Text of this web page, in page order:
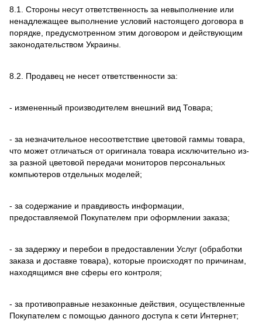
8.1. Стороны несут ответственность за невыполнение или
ненадлежащее выполнение условий настоящего договора в
порядке, предусмотренном этим договором и действующим
законодательством Украины.
8.2. Продавец не несет ответственности за:
- измененный производителем внешний вид Товара;
- за незначительное несоответствие цветовой гаммы товара,
что может отличаться от оригинала товара исключительно из-
за разной цветовой передачи мониторов персональных
компьютеров отдельных моделей;
- за содержание и правдивость информации,
предоставляемой Покупателем при оформлении заказа;
- за задержку и перебои в предоставлении Услуг (обработки
заказа и доставке товара), которые происходят по причинам,
находящимся вне сферы его контроля;
- за противоправные незаконные действия, осуществленные
Покупателем с помощью данного доступа к сети Интернет;